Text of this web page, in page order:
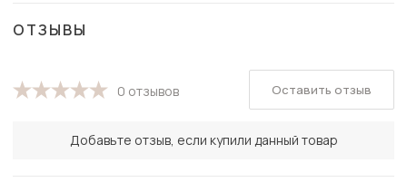
ОТЗЫВЫ
0 отзывов
Добавьте отзыв, если купили данный товар
Оставить отзыв